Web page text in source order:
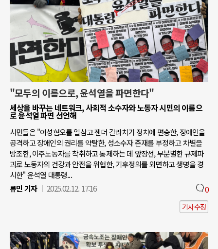
"모두의 이름으로, 윤석열을 파면한다"
세상을 바꾸는 네트워크, 사회적 소수자와 노동자 시민의 이름으
로 윤석열 파면 선언해
시민들은 "여성혐오를 일삼고 젠더 갈라치기 정치에 편승한, 장애인을
공격하고 장애인의 권리를 약탈한, 성소수자 존재를 부정하고 차별을
방조한, 이주노동자를 착취하고 통제하는 데 앞장선, 무분별한 규제파
괴로 노동자의 건강과 안전을 위협한, 기후정의를 외면하고 생명을 경
시한" 윤석열 대통령...
류민 기자
2025.02.12. 17:16 0
기사수정